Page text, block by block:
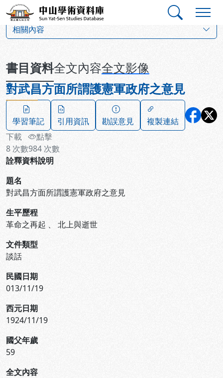
跳到主要內容
中山學術資料庫
相關內容
書目資料全文內容全文影像
對武昌方面所謂護憲軍政府之意見
學習筆記 引用資訊 勘誤意見
複製連結
下載
8 次數
點擊
984 次數
詮釋資料說明
題名
對武昌方面所謂護憲軍政府之意見
生平歷程
革命之再起 、 北上與逝世
文件類型
談話
民國日期
013/11/19
西元日期
1924/11/19
國父年歲
59
全文內容